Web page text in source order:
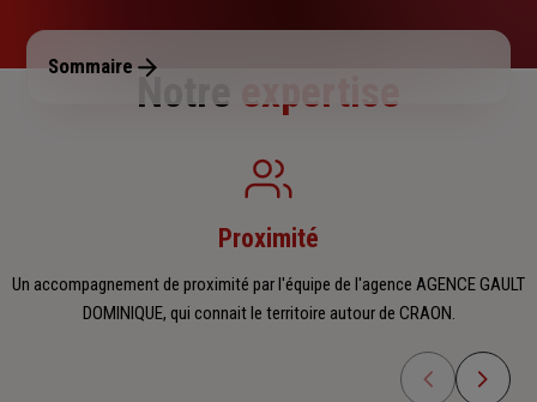
Dimanche : Fermé
Sommaire
Notre expertise
Proximité
Un accompagnement de proximité par l'équipe de l'agence AGENCE GAULT
DOMINIQUE, qui connait le territoire autour de CRAON.